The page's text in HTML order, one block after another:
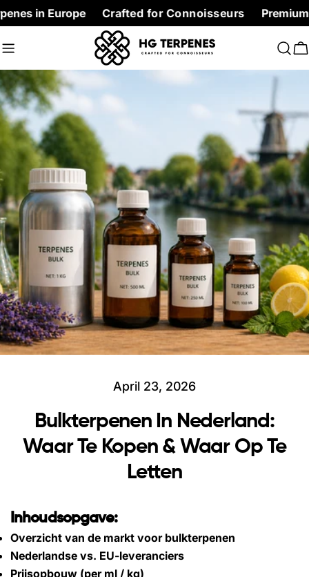
Skip
to
content
Crafted for Connoisseurs Premium
April 23, 2026
Bulkterpenen In Nederland:
Waar Te Kopen & Waar Op Te
Letten
Inhoudsopgave:
Overzicht van de markt voor bulkterpenen
Nederlandse vs. EU-leveranciers
Prijsopbouw (per ml / kg)